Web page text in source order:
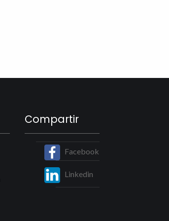
Compartir
Facebook
Linkedin